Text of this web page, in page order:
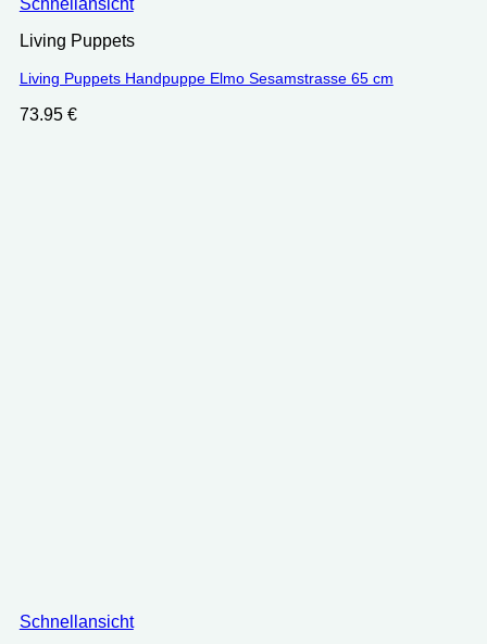
Schnellansicht
Living Puppets
Living Puppets Handpuppe Elmo Sesamstrasse 65 cm
73.95 €
Schnellansicht